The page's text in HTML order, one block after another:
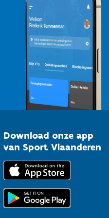
Download onze app
van Sport Vlaanderen